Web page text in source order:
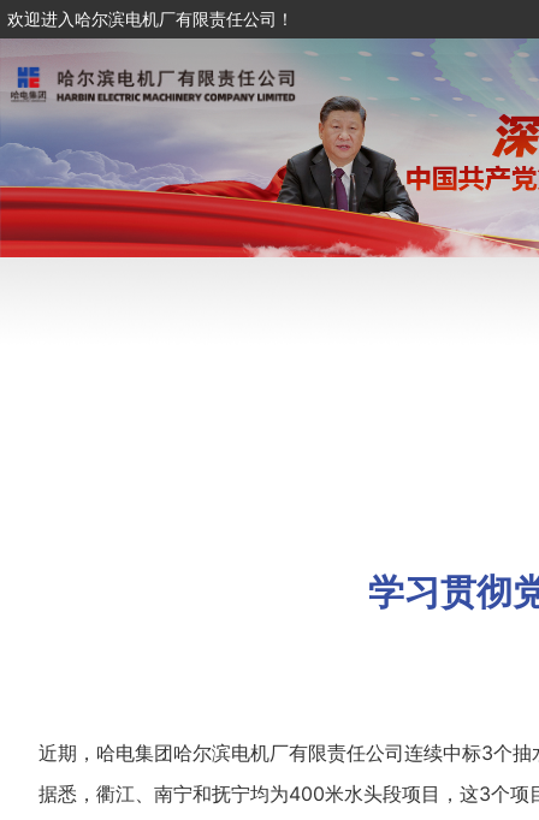
欢迎进入哈尔滨电机厂有限责任公司！
学习贯彻
近期，哈电集团哈尔滨电机厂有限责任公司连续中标3个
据悉，衢江、南宁和抚宁均为400米水头段项目，这3个